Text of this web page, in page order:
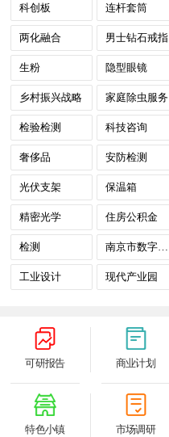
科创板 连杆套筒
两化融合 男士钻石戒指
生粉 隐型眼镜
乡村振兴战略 家庭除虫服务
检验检测 科技咨询
奢侈品 安防检测
光伏支架 保温箱
精密光学 住房公积金
检测 南京市数字政府
工业设计 现代产业园
可研报告 商业计划
特色小镇 市场调研